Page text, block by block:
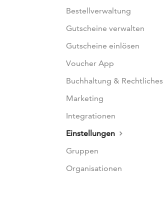
Bestellverwaltung
Gutscheine verwalten
Gutscheine einlösen
Voucher App
Buchhaltung & Rechtliches
Marketing
Integrationen
Einstellungen
Gruppen
Organisationen